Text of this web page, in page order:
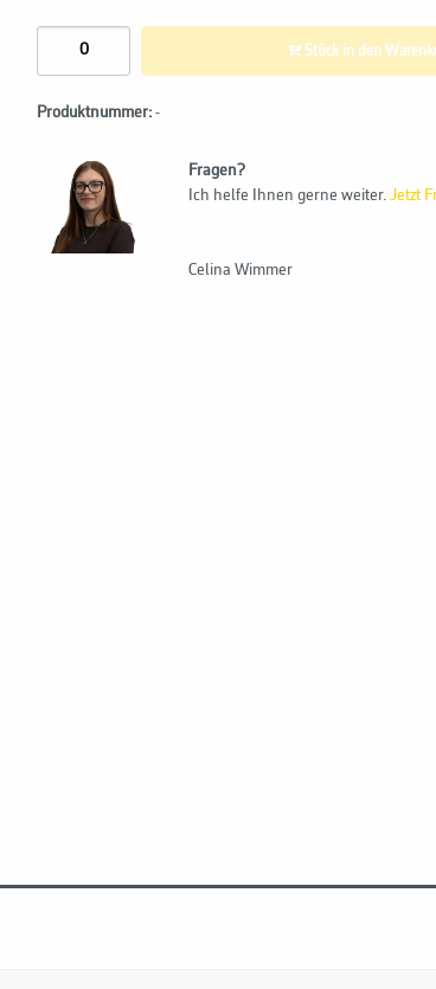
Stück in den
Produktnummer: -
Fragen?
Ich helfe Ihnen gerne weiter.Jetzt
Celina Wimmer